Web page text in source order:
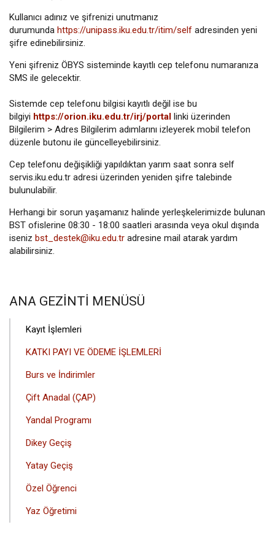
Kullanıcı adınız ve şifrenizi unutmanız
durumunda https://unipass.iku.edu.tr/itim/self adresinden yeni
şifre edinebilirsiniz.
Yeni şifreniz ÖBYS sisteminde kayıtlı cep telefonu numaranıza
SMS ile gelecektir.
Sistemde cep telefonu bilgisi kayıtlı değil ise bu
bilgiyi https://orion.iku.edu.tr/irj/portal linki üzerinden
Bilgilerim > Adres Bilgilerim adımlarını izleyerek mobil telefon
düzenle butonu ile güncelleyebilirsiniz.
Cep telefonu değişikliği yapıldıktan yarım saat sonra self
servis.iku.edu.tr adresi üzerinden yeniden şifre talebinde
bulunulabilir.
Herhangi bir sorun yaşamanız halinde yerleşkelerimizde bulunan
BST ofislerine 08:30 - 18:00 saatleri arasında veya okul dışında
iseniz bst_destek@iku.edu.tr adresine mail atarak yardım
alabilirsiniz.
ANA GEZINTI MENÜSÜ
Kayıt İşlemleri
KATKI PAYI VE ÖDEME İŞLEMLERİ
Burs ve İndirimler
Çift Anadal (ÇAP)
Yandal Programı
Dikey Geçiş
Yatay Geçiş
Özel Öğrenci
Yaz Öğretimi